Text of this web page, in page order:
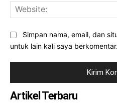
Simpan nama, email, dan
untuk lain kali saya berkomentar.
Artikel Terbaru